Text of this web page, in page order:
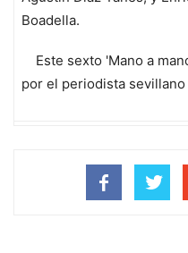
Boadella.
Este sexto 'Mano a
por el periodista sevillano